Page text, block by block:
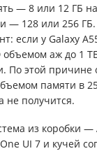
— 8 или 12 ГБ
— 128 или 256
если у Galaxy
объемом аж до 1
По этой причине
памяти в
не получится.
из коробки —
UI 7 и кучей